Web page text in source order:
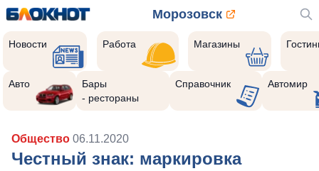
Морозовск
Новости Работа Магазины
Авто
Бары
- рестораны
Справочник Автомир
Общество 06.11.2020
Честный знак: маркировка